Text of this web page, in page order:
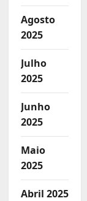
Agosto
2025
Julho
2025
Junho
2025
Maio
2025
Abril 2025